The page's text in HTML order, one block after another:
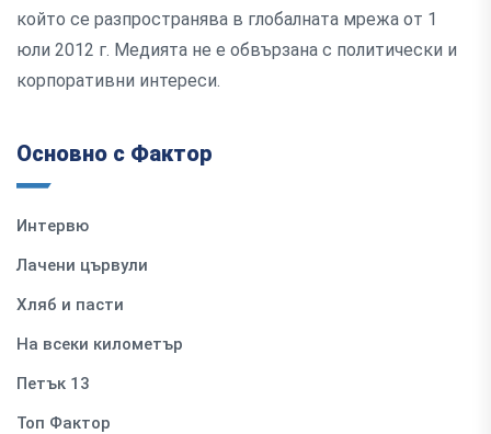
който се разпространява в глобалната мрежа от 1
юли 2012 г. Медията не е обвързана с политически и
корпоративни интереси.
Основно с Фактор
Интервю
Лачени цървули
Хляб и пасти
На всеки километър
Петък 13
Топ Фактор